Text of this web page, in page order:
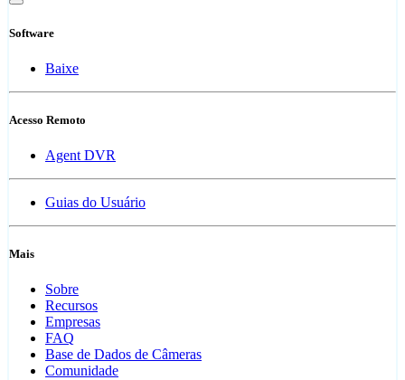
Software
Baixe
Acesso Remoto
Agent DVR
Guias do Usuário
Mais
Sobre
Recursos
Empresas
FAQ
Base de Dados de Câmeras
Comunidade